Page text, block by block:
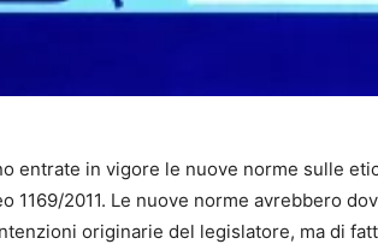
entrate in vigore le nuove norme sulle
1169/2011. Le nuove norme avrebbero
originarie del legislatore, ma di